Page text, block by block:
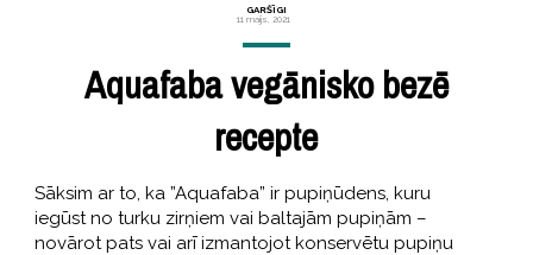
GARŠĪGI
11 maijs, 2021
Aquafaba vegānisko bezē
recepte
Sāksim ar to, ka ”Aquafaba” ir pupiņūdens, kuru
iegūst no turku zirņiem vai baltajām pupiņām –
novārot pats vai arī izmantojot konservētu pupiņu